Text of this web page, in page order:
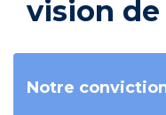
vision
Notre